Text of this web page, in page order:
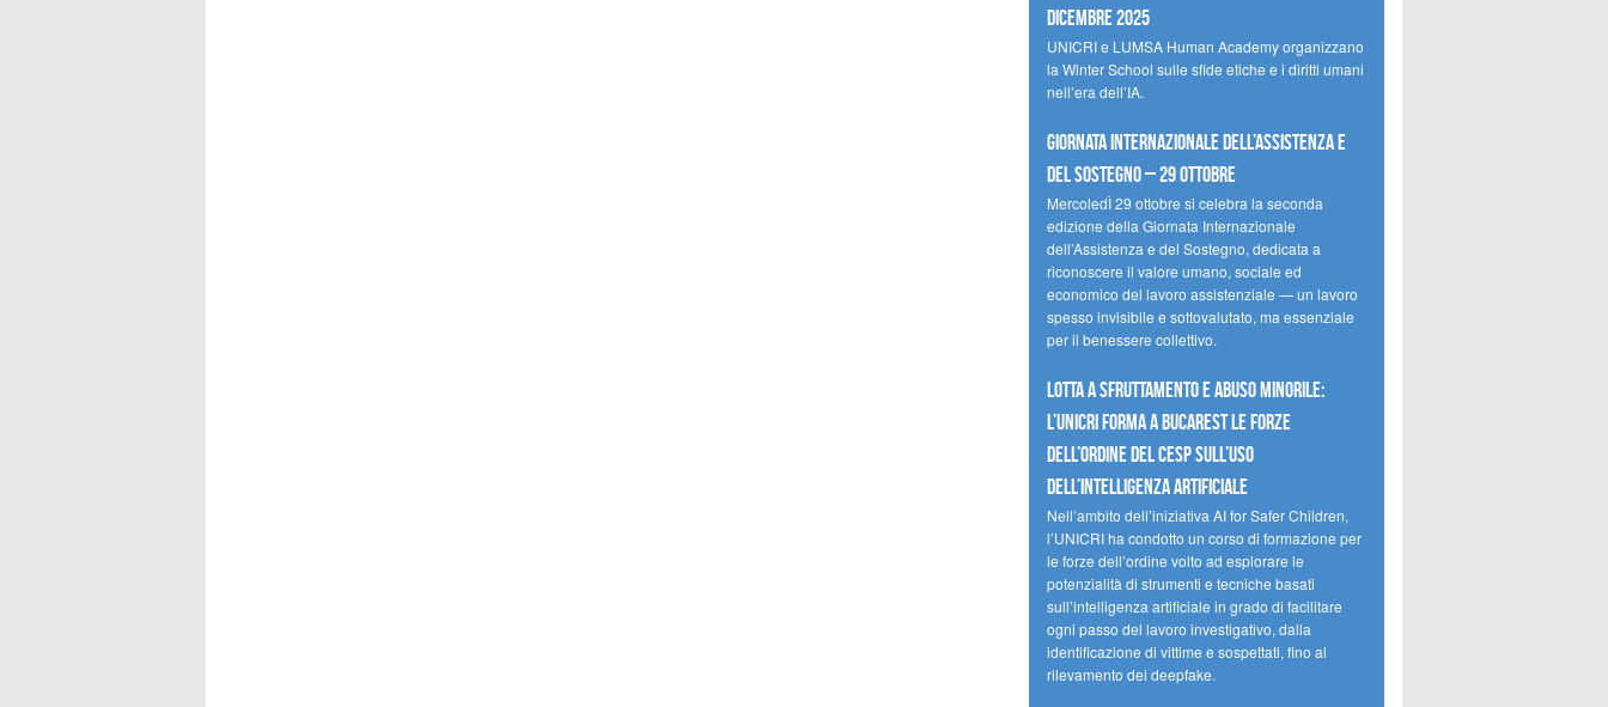
dicembre 2025
UNICRI e LUMSA Human Academy organizzano
la Winter School sulle sfide etiche e i diritti umani
nell’era dell’IA.
Giornata internazionale dell’assistenza e
del sostegno – 29 ottobre
MercoledÌ 29 ottobre si celebra la seconda
edizione della Giornata Internazionale
dell’Assistenza e del Sostegno, dedicata a
riconoscere il valore umano, sociale ed
economico del lavoro assistenziale — un lavoro
spesso invisibile e sottovalutato, ma essenziale
per il benessere collettivo.
Lotta a sfruttamento e abuso minorile:
l’UNICRI forma a Bucarest le forze
dell’ordine del CESP sull’uso
dell’Intelligenza Artificiale
Nell’ambito dell’iniziativa AI for Safer Children,
l’UNICRI ha condotto un corso di formazione per
le forze dell’ordine volto ad esplorare le
potenzialità di strumenti e tecniche basati
sull’intelligenza artificiale in grado di facilitare
ogni passo del lavoro investigativo, dalla
identificazione di vittime e sospettati, fino al
rilevamento dei deepfake.